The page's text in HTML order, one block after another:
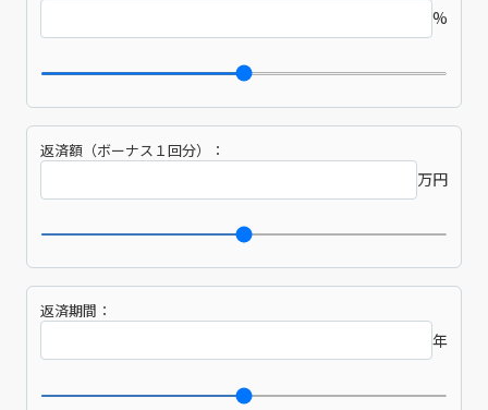
%
返済額（ボーナス１回分）：
万円
返済期間：
年